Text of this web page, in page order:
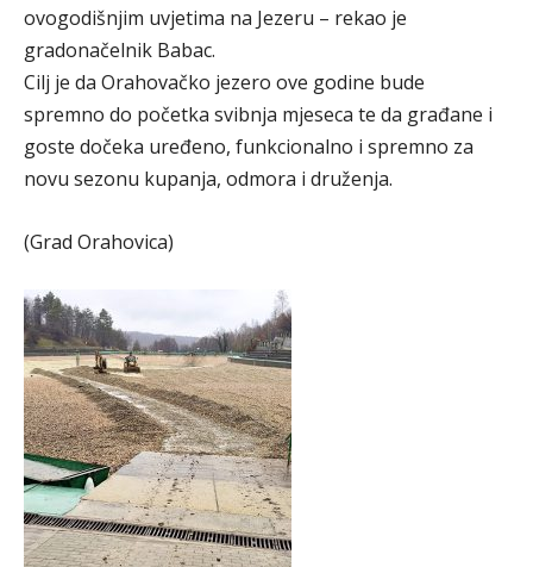
ovogodišnjim uvjetima na Jezeru – rekao je
gradonačelnik Babac.
Cilj je da Orahovačko jezero ove godine bude
spremno do početka svibnja mjeseca te da građane i
goste dočeka uređeno, funkcionalno i spremno za
novu sezonu kupanja, odmora i druženja.
(Grad Orahovica)